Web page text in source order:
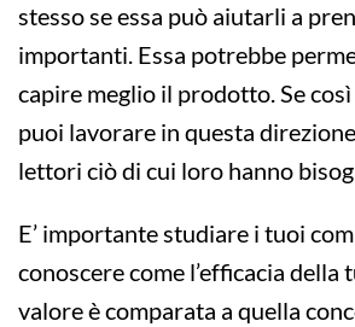
stesso se essa può aiutarli a
importanti. Essa potrebbe
capire meglio il prodotto. Se
puoi lavorare in questa
lettori ciò di cui loro hanno
E’ importante studiare i tuoi
conoscere come l’efficacia della
valore è comparata a quella